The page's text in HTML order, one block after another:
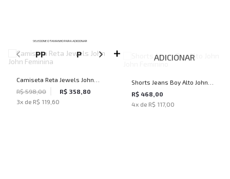
SELECIONE O TAMANHO PARA ADICIONAR
PP P M G
Camiseta Reta Jewels John
John Feminina
R$ 598,00
R$ 358,80
3x de R$ 119,60
ADICIONAR
Shorts Jeans Boy Alto John
John Feminino
R$ 468,00
4x de R$ 117,00